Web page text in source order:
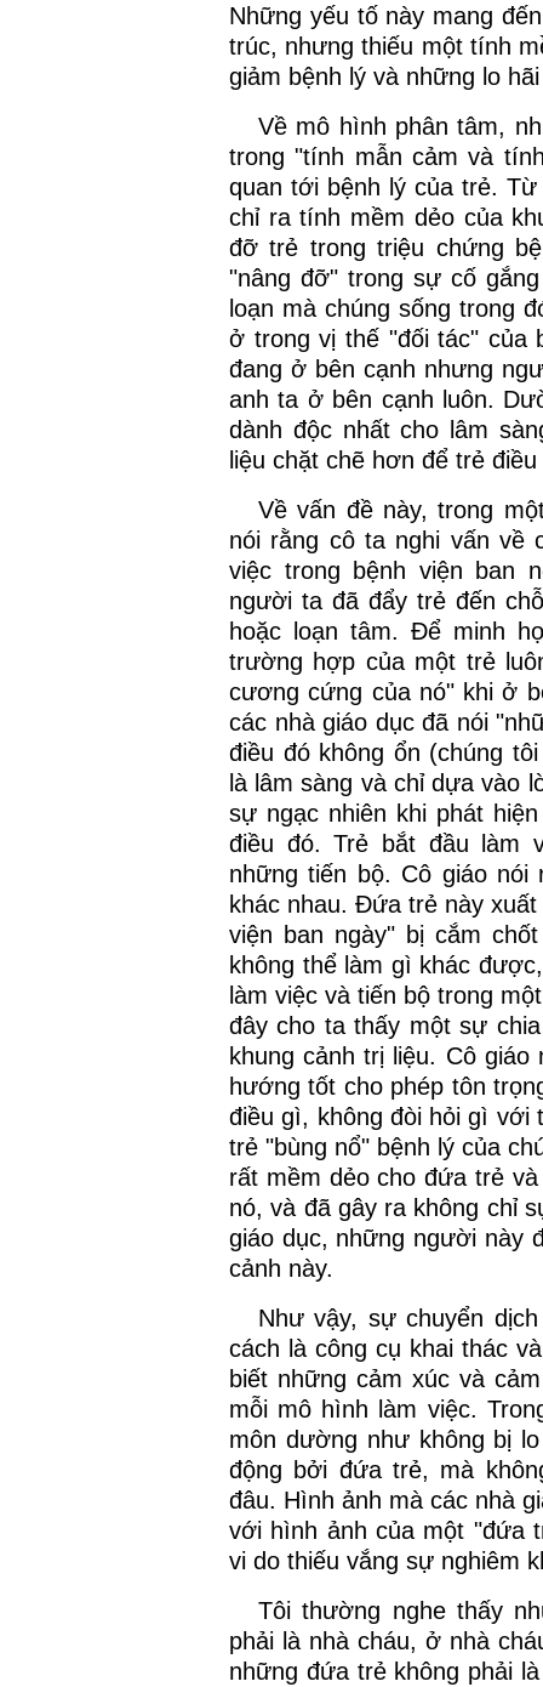
Những yếu tố này mang
trúc, nhưng thiếu một tính
giảm bệnh lý và những lo
Về mô hình phân tâm,
trong "tính mẫn cảm và
quan tới bệnh lý của trẻ.
chỉ ra tính mềm dẻo của
đỡ trẻ trong triệu chứng
"nâng đỡ" trong sự cố
loạn mà chúng sống trong
ở trong vị thế "đối tác" của
đang ở bên cạnh nhưng
anh ta ở bên cạnh luôn.
dành độc nhất cho lâm
liệu chặt chẽ hơn để trẻ
Về vấn đề này, trong
nói rằng cô ta nghi vấn về
việc trong bệnh viện ban
người ta đã đẩy trẻ đến
hoặc loạn tâm. Để minh
trường hợp của một trẻ
cương cứng của nó" khi ở
các nhà giáo dục đã nói
điều đó không ổn (chúng
là lâm sàng và chỉ dựa vào
sự ngạc nhiên khi phát
điều đó. Trẻ bắt đầu làm
những tiến bộ. Cô giáo
khác nhau. Đứa trẻ này
viện ban ngày" bị cắm
không thể làm gì khác
làm việc và tiến bộ trong
đây cho ta thấy một sự
khung cảnh trị liệu. Cô
hướng tốt cho phép tôn
điều gì, không đòi hỏi gì với
trẻ "bùng nổ" bệnh lý của
rất mềm dẻo cho đứa trẻ
nó, và đã gây ra không chỉ
giáo dục, những người này
cảnh này.
Như vậy, sự chuyển
cách là công cụ khai thác
biết những cảm xúc và
mỗi mô hình làm việc.
môn dường như không bị
động bởi đứa trẻ, mà
đâu. Hình ảnh mà các nhà
với hình ảnh của một "đứa
vi do thiếu vắng sự nghiêm
Tôi thường nghe thấy
phải là nhà cháu, ở nhà
những đứa trẻ không phải